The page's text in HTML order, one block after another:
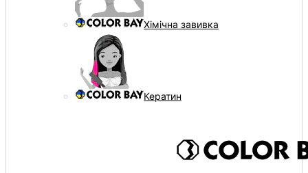
Хімічна завивка
Кератин